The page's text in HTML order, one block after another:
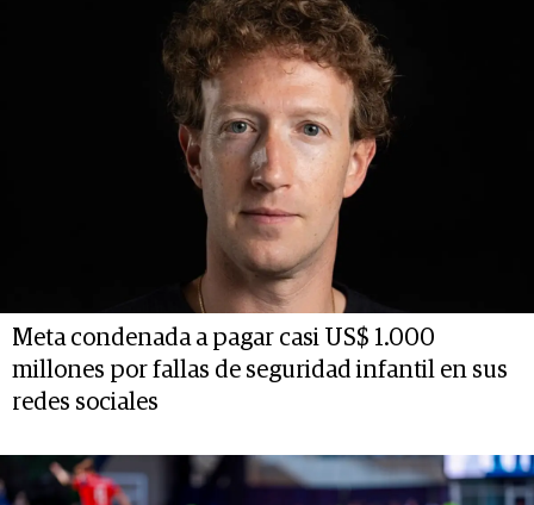
Meta condenada a pagar casi US$ 1.000
millones por fallas de seguridad infantil en sus
redes sociales